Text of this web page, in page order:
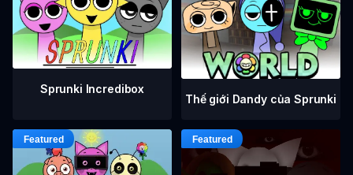
Sprunki Incredibox
Thế giới Dandy của Sprunki